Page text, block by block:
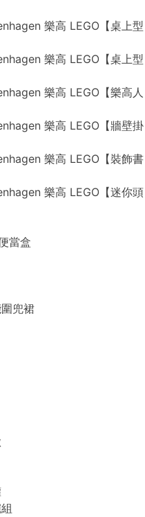
樂高 LEGO【桌上型
樂高 LEGO【桌上型
樂高 LEGO【樂高人
樂高 LEGO【牆壁掛
樂高 LEGO【裝飾書
樂高 LEGO【迷你頭
當盒
兜裙